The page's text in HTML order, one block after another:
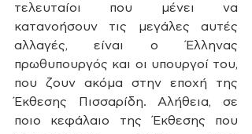
τελευταίοι που μένει να
κατανοήσουν τις μεγάλες αυτές
αλλαγές, είναι ο Έλληνας
πρωθυπουργός και οι υπουργοί του,
που ζουν ακόμα στην εποχή της
Έκθεσης Πισσαρίδη. Αλήθεια, σε
ποιο κεφάλαιο της Έκθεσης που